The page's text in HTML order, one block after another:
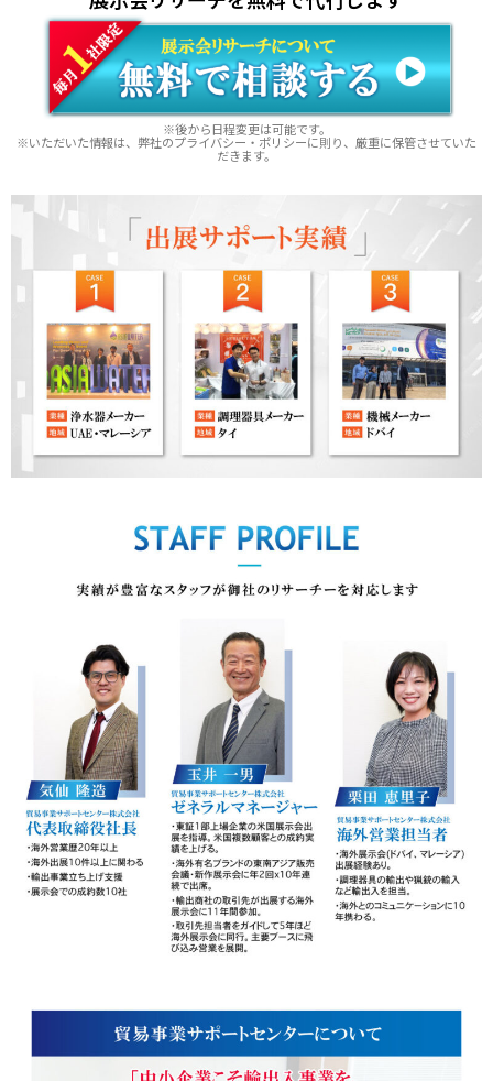
※後から日程変更は可能です。
※いただいた情報は、弊社のプライバシー・ポリシーに則り、厳重に保管させていた
だきます。